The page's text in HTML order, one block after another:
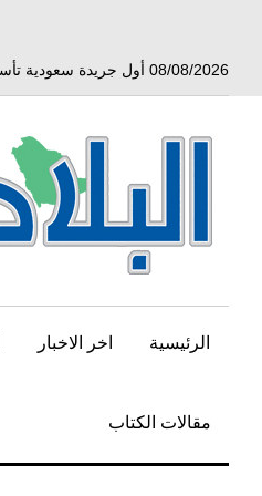
08/08/2026 أول جريدة سعودية تأسست في 27 ذو القعدة سنة 1350 هجري الموافق 3 أبريل 1932 ميلادي
الرئيسية اخر الاخبار
مقالات الكتاب